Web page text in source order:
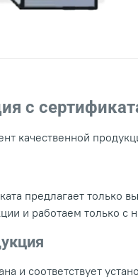
с
качественной
предлагает только
и работаем только
и соответствует